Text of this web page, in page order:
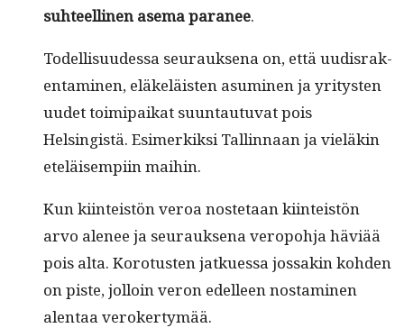
suh­teelli­nen ase­ma para­nee.
Todel­lisu­udessa seu­rauk­se­na on, että uud­is­rak­
en­t­a­mi­nen, eläkeläis­ten asum­i­nen ja yri­tys­ten
uudet toimi­paikat suun­tau­tu­vat pois
Helsingistä. Esimerkik­si Tallinnaan ja vieläkin
eteläisem­pi­in maihin.
Kun kiin­teistön veroa nos­te­taan kiin­teistön
arvo ale­nee ja seu­rauk­se­na veropo­h­ja häviää
pois alta. Koro­tusten jatkues­sa jos­sakin kohden
on piste, jol­loin veron edelleen nos­t­a­mi­nen
alen­taa verokertymää.